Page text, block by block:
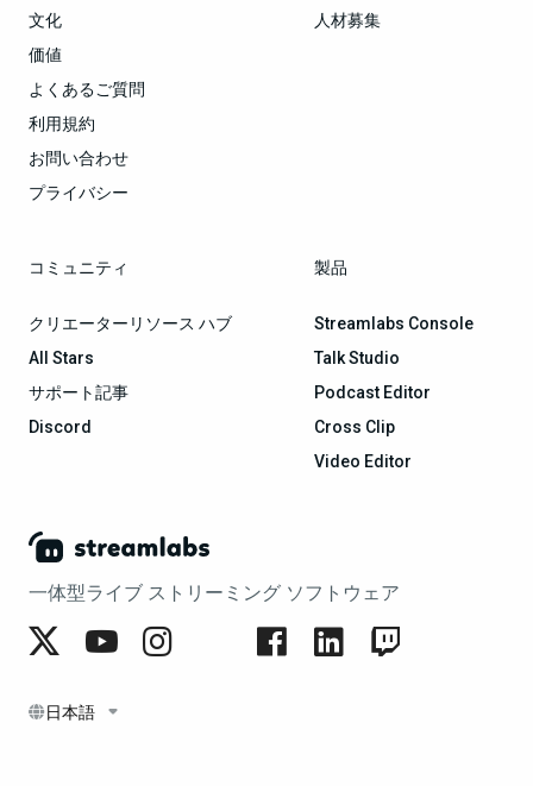
一体型ライブ ストリーミング ソフトウェア
日本語
文化
価値
よくあるご質問
利用規約
お問い合わせ
プライバシー
人材募集
コミュニティ
クリエーターリソース ハブ
All Stars
サポート記事
Discord
製品
Streamlabs Console
Talk Studio
Podcast Editor
Cross Clip
Video Editor